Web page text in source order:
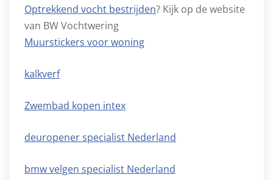
Optrekkend vocht bestrijden? Kijk op de website
van BW Vochtwering
Muurstickers voor woning
kalkverf
Zwembad kopen intex
deuropener specialist Nederland
bmw velgen specialist Nederland